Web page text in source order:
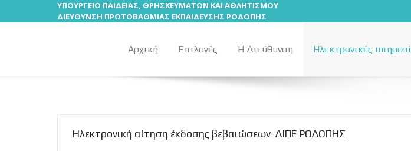
ΥΠΟΥΡΓΕΙΟ ΠΑΙΔΕΙΑΣ, ΘΡΗΣΚΕΥΜΑΤΩΝ ΚΑΙ ΑΘΛΗΤΙΣΜΟΥ
ΔΙΕΥΘΥΝΣΗ ΠΡΩΤΟΒΑΘΜΙΑΣ ΕΚΠΑΙΔΕΥΣΗΣ ΡΟΔΟΠΗΣ
Αρχική Επιλογές Η Διεύθυνση Ηλεκτρονικές
Ηλεκτρονική αίτηση έκδοσης βεβαιώσεων-ΔΙΠΕ ΡΟΔΟΠΗΣ